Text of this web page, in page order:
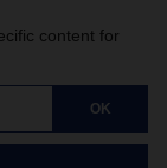
content for
OK